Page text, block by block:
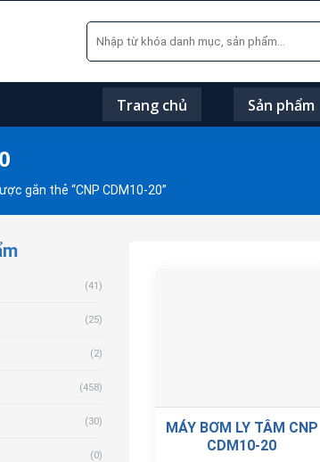
Tìm
kiếm:
Trang chủ Sản phẩm
gắn thẻ “CNP CDM10-20”
(41)
(25)
(2)
(458)
(30)
(0)
MÁY BƠM LY TÂM CNP
CDM10-20